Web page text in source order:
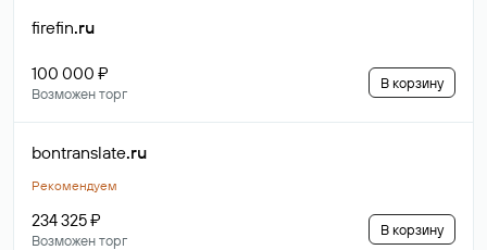
firefin.ru
100 000 ₽
Возможен торг
В корзину
bontranslate.ru
Рекомендуем
234 325 ₽
Возможен торг
В корзину